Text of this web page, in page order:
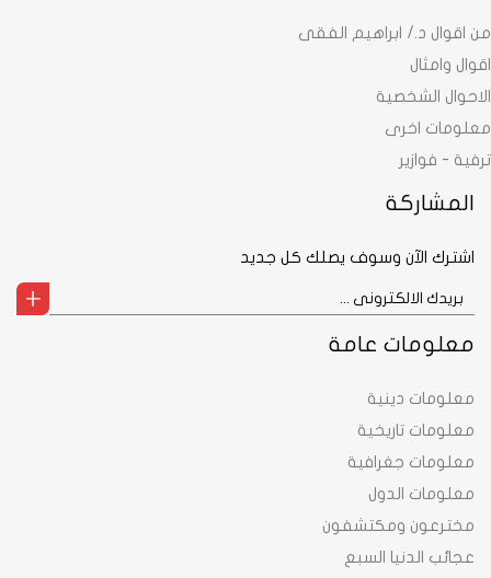
معلومات عامة
معلومات دينية
معلومات تاريخية
معلومات جغرافية
معلومات الدول
مخترعون ومكتشفون
عجائب الدنيا السبع
من اقوال د./ ابراهيم الفقى
اقوال وامثال
الاحوال الشخصية
معلومات اخرى
ترفية - فوازير
المشاركة
اشترك الآن وسوف يصلك كل جديد